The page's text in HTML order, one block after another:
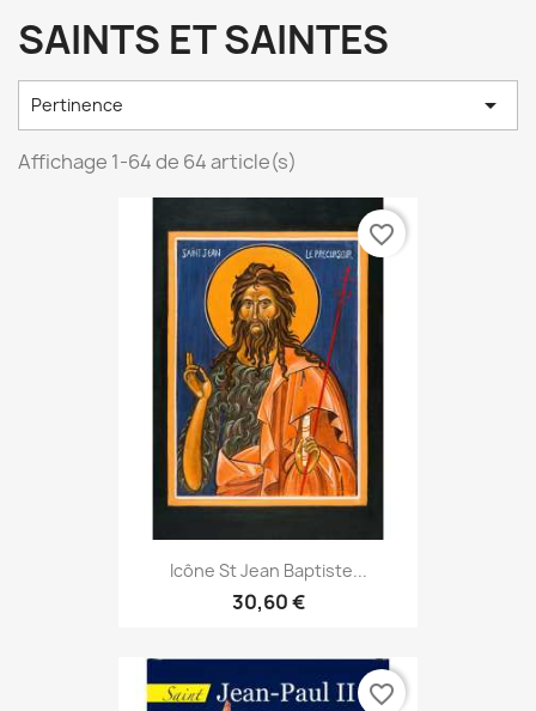
SAINTS ET SAINTES
Pertinence 
Affichage 1-64 de 64 article(s)
Icône St Jean Baptiste...
30,60 €
favorite_border
favorite_border